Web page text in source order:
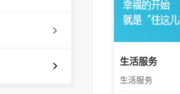
生活服务
生活服务